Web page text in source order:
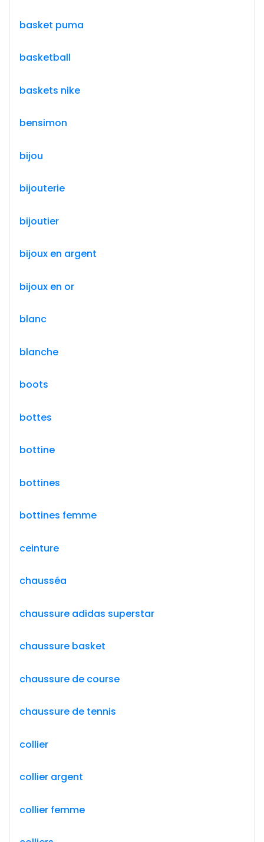
basket puma
basketball
baskets nike
bensimon
bijou
bijouterie
bijoutier
bijoux en argent
bijoux en or
blanc
blanche
boots
bottes
bottine
bottines
bottines femme
ceinture
chausséa
chaussure adidas superstar
chaussure basket
chaussure de course
chaussure de tennis
collier
collier argent
collier femme